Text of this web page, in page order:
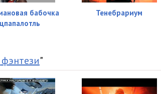
бабочка
Тенебрариум
"